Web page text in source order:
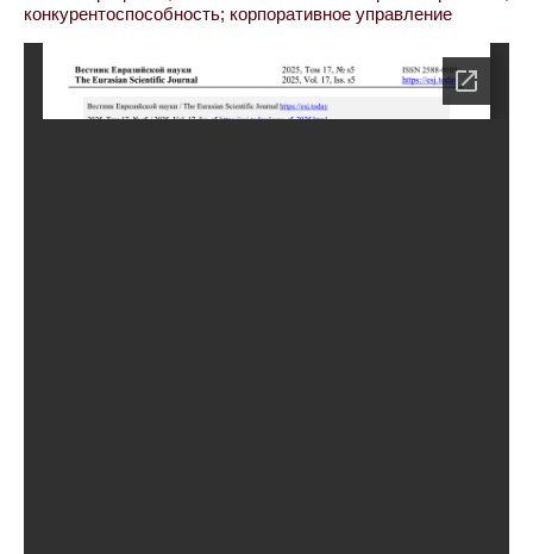
конкурентоспособность; корпоративное управление